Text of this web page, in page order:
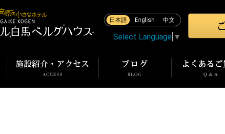
日本語 English 中文
Select Language ▼